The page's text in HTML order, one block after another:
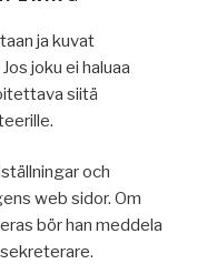
ja kuvat
joku ei haluaa
siitä
och
web sidor. Om
bör han meddela